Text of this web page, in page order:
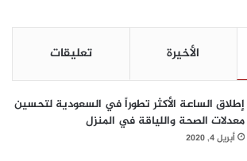
الأخيرة تعليقات
إطلاق الساعة الأكثر تطوراً في السعودية لتحسين
معدلات الصحة واللياقة في المنزل
أبريل 4, 2020